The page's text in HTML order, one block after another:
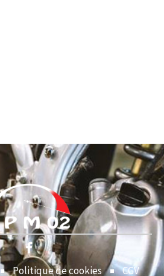
Politique de cookies CGV